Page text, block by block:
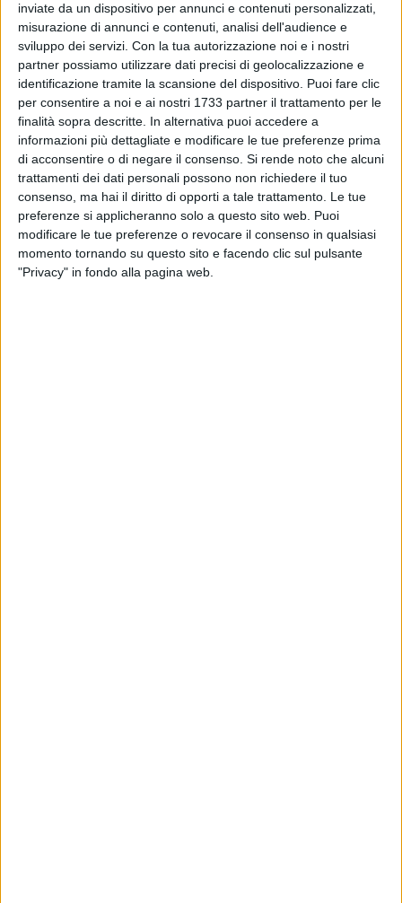
inviate da un dispositivo per annunci e contenuti personalizzati,
misurazione di annunci e contenuti, analisi dell'audience e
sviluppo dei servizi. Con la tua autorizzazione noi e i nostri
partner possiamo utilizzare dati precisi di geolocalizzazione e
identificazione tramite la scansione del dispositivo. Puoi fare clic
per consentire a noi e ai nostri 1733 partner il trattamento per le
finalità sopra descritte. In alternativa puoi accedere a
informazioni più dettagliate e modificare le tue preferenze prima
di acconsentire o di negare il consenso. Si rende noto che alcuni
trattamenti dei dati personali possono non richiedere il tuo
consenso, ma hai il diritto di opporti a tale trattamento. Le tue
preferenze si applicheranno solo a questo sito web. Puoi
modificare le tue preferenze o revocare il consenso in qualsiasi
momento tornando su questo sito e facendo clic sul pulsante
"Privacy" in fondo alla pagina web.
BARI - 18 MARZO 2018
Niente treni da Bari a Lecce, cadavere sui binari
BARI - 17 MARZO 2018
Bari, arrestato lo scippatore che ieri aveva
ferito una donna al Libertà
BARI - 17 MARZO 2018
Rissa in via Abbrescia ripresa col telefonino
1 BARI - 16 MARZO 2018
Tentato scippo in via Manzoni, ferita una